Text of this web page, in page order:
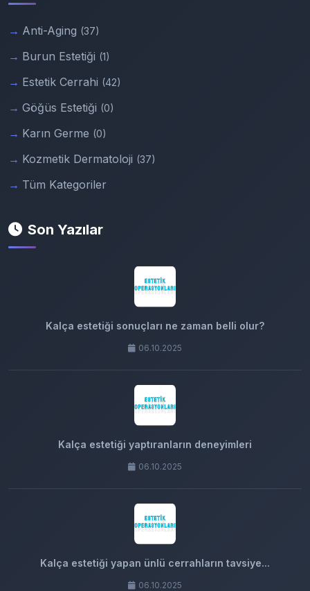
Anti-Aging (37)
Burun Estetiği (1)
Estetik Cerrahi (42)
Göğüs Estetiği (0)
Karın Germe (0)
Kozmetik Dermatoloji (37)
Tüm Kategoriler
Son Yazılar
Kalça estetiği sonuçları ne zaman belli olur?
06.10.2025
Kalça estetiği yaptıranların deneyimleri
06.10.2025
Kalça estetiği yapan ünlü cerrahların tavsiye...
06.10.2025